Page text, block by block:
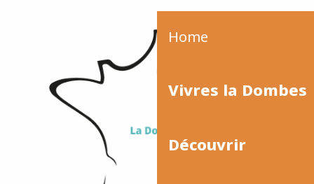
Home
Vivres la Dombes
Découvrir